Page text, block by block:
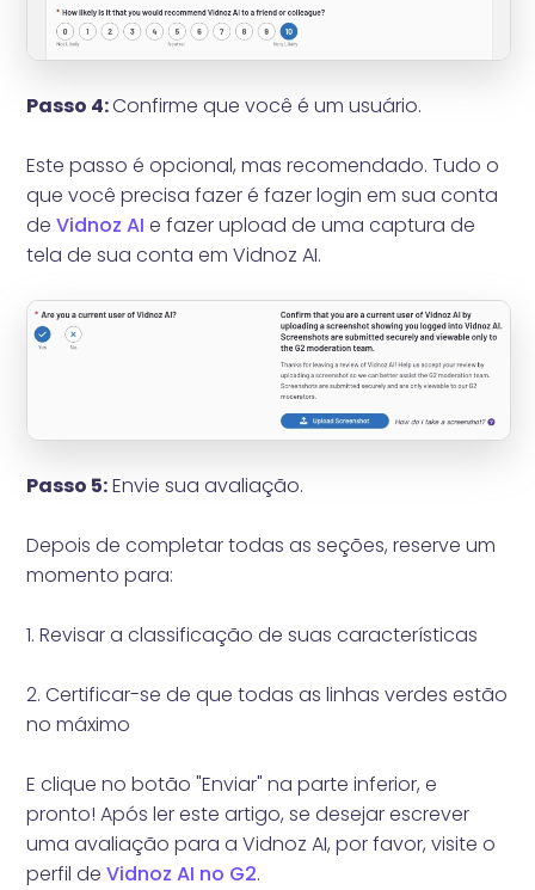
Passo 4:Confirme que você é um usuário.
Este passo é opcional, mas recomendado. Tudo o
que você precisa fazer é fazer login em sua conta
deVidnoz AI e fazer upload de uma captura de
tela de sua conta em Vidnoz AI.
Passo 5:Envie sua avaliação.
Depois de completar todas as seções, reserve um
momento para:
1. Revisar a classificação de suas características
2. Certificar-se de que todas as linhas verdes estão
no máximo
E clique no botão "Enviar" na parte inferior, e
pronto! Após ler este artigo, se desejar escrever
uma avaliação para a Vidnoz AI, por favor, visite o
perfil deVidnoz AI no G2.